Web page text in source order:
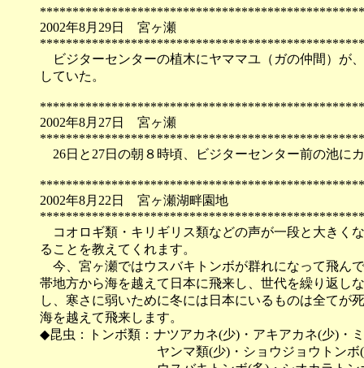
2002年8月29日 宮ヶ瀬
ビジターセンターの植木にヤママユ（ガの仲間）が
していた。
2002年8月27日 宮ヶ瀬
26日と27日の朝８時頃、ビジターセンター前の池に
2002年8月22日 宮ヶ瀬湖畔園地
コオロギ類・キリギリス類などの声が一段と大きく
ることを教えてくれます。
今、宮ヶ瀬ではウスバキトンボが群れになって飛ん
帯地方から海を越えて日本に飛来し、世代を繰り返し
し、寒さに弱いために冬には日本にいるものは全てが
海を越えて飛来します。
◆昆虫：トンボ類：ナツアカネ(少)・アキアカネ(少)・
ヤンマ類(少)・ショウジョウトンボ(